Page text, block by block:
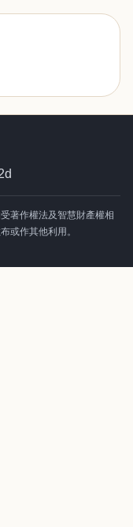
著作權法及智慧財產權相
或作其他利用。